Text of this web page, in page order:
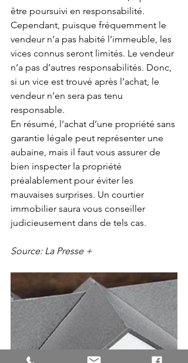
être poursuivi en responsabilité.
Cependant, puisque fréquemment le
vendeur n’a pas habité l’immeuble, les
vices connus seront limités. Le vendeur
n’a pas d’autres responsabilités. Donc,
si un vice est trouvé après l’achat, le
vendeur n’en sera pas tenu
responsable.
En résumé, l’achat d’une propriété sans
garantie légale peut représenter une
aubaine, mais il faut vous assurer de
bien inspecter la propriété
préalablement pour éviter les
mauvaises surprises. Un courtier
immobilier saura vous conseiller
judicieusement dans de tels cas.
Source: La Presse +